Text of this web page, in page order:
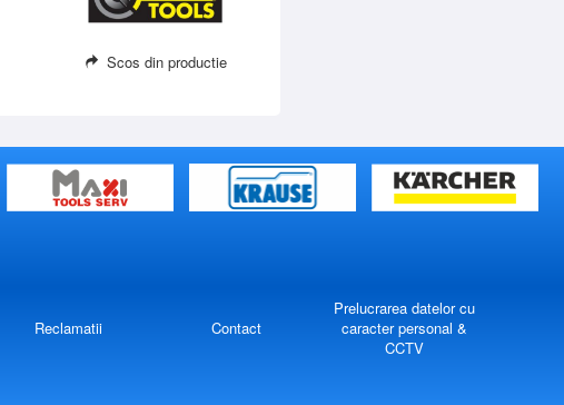
Scos din productie
Reclamatii Contact
Prelucrarea datelor cu
caracter personal &
CCTV